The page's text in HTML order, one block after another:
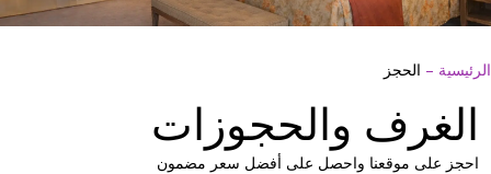
الرئيسية – الحجز
الغرف والحجوزات
احجز على موقعنا واحصل على أفضل سعر مضمون